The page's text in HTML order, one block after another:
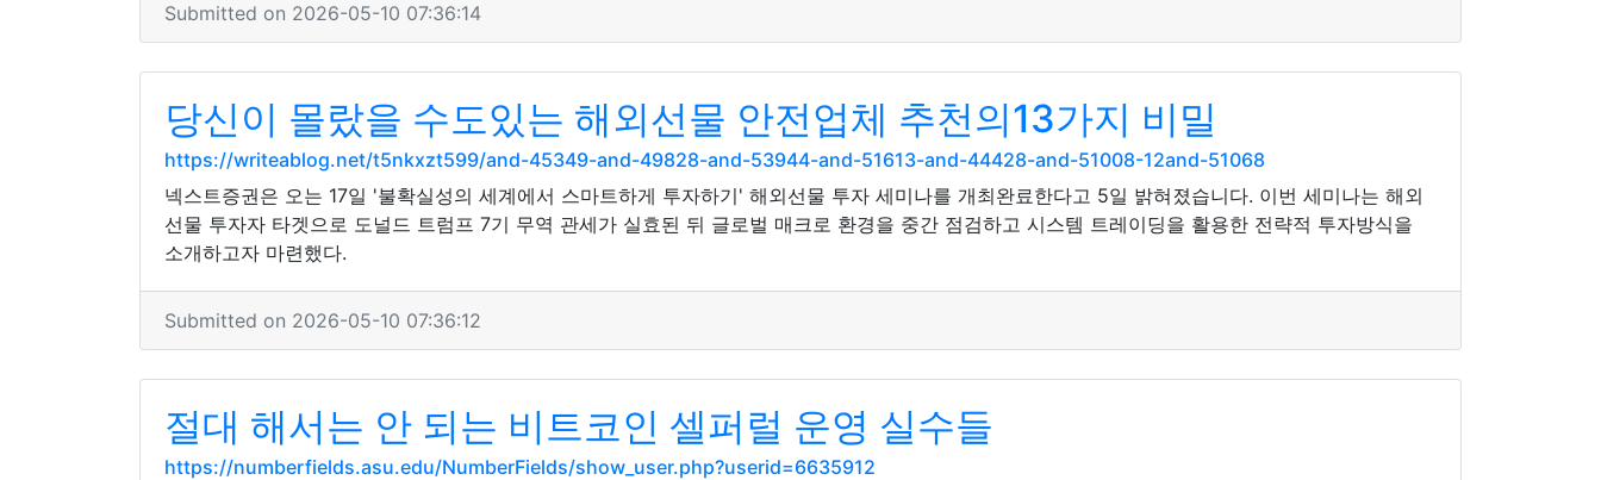
Submitted on 2026-05-10 07:36:14
당신이 몰랐을 수도있는 해외선물 안전업체 추천의13가지 비밀
https://writeablog.net/t5nkxzt599/and-45349-and-49828-and-53944-and-51613-and-44428-and-51008-12and-51068
넥스트증권은 오는 17일 '불확실성의 세계에서 스마트하게 투자하기' 해외선물 투자 세미나를 개최완료한다고 5일 밝혀졌습니다. 이번 세미나는 해외
선물 투자자 타겟으로 도널드 트럼프 7기 무역 관세가 실효된 뒤 글로벌 매크로 환경을 중간 점검하고 시스템 트레이딩을 활용한 전략적 투자방식을
소개하고자 마련했다.
Submitted on 2026-05-10 07:36:12
절대 해서는 안 되는 비트코인 셀퍼럴 운영 실수들
https://numberfields.asu.edu/NumberFields/show_user.php?userid=6635912